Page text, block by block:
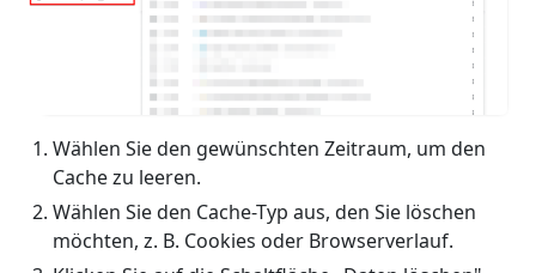
Wählen Sie den gewünschten Zeitraum, um den
Cache zu leeren.
Wählen Sie den Cache-Typ aus, den Sie löschen
möchten, z. B. Cookies oder Browserverlauf.